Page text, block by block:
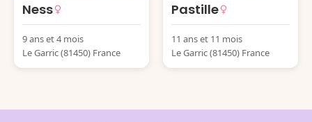
Ness
9 ans et 4 mois
Le Garric (81450) France
Pastille
11 ans et 11 mois
Le Garric (81450) France